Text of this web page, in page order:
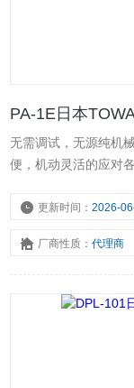
PA-1E日本
无需调试，无源纯机
便，机动灵活的应对
TOWA更新时间：2026-
厂商性质：代理商